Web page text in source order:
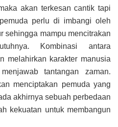
akan terkesan cantik tapi
perlu di imbangi oleh
sehingga mampu mencitrakan
Kombinasi antara
melahirkan karakter manusia
tantangan zaman.
menciptakan pemuda yang
akhirnya sebuah perbedaan
kekuatan untuk membangun